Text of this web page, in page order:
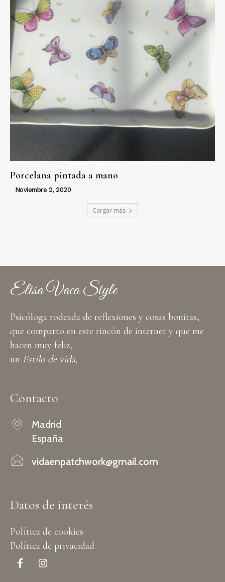
Porcelana pintada a mano
Noviembre 2, 2020
Cargar más
Elisa Vaca Style
Psicóloga rodeada de reflexiones y cosas bonitas,
que comparto en este rincón de internet y que me
hacen muy feliz,
un Estilo de vida,
Contacto
Madrid
España
vidaenpatchwork@gmail.com
Datos de interés
Política de cookies
Política de privacidad